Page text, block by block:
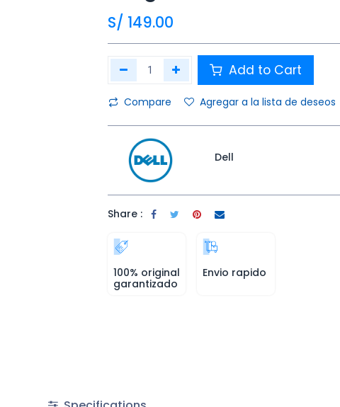
S/ 149.00
Add to Cart
Compare Agregar a la lista de deseos
Dell
Share :
100% original
garantizado
Envio rapido